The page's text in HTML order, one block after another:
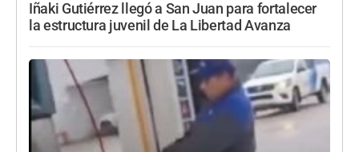
Iñaki Gutiérrez llegó a San Juan para fortalecer
la estructura juvenil de La Libertad Avanza